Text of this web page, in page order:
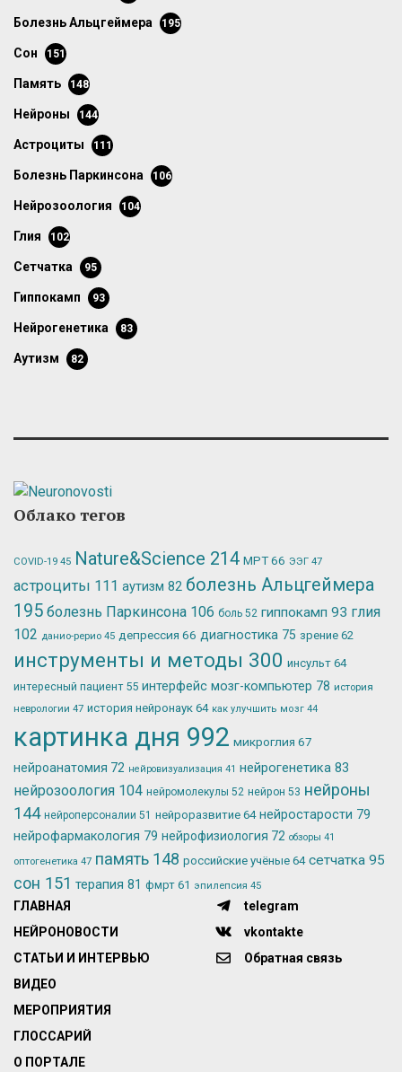
болезнь Альцгеймера 195
сон 151
память 148
нейроны 144
астроциты 111
болезнь Паркинсона 106
нейрозоология 104
глия 102
сетчатка 95
гиппокамп 93
нейрогенетика 83
аутизм 82
Облако тегов
COVID-19 45 Nature&Science 214 МРТ66 ЭЭГ 47
астроциты 111 аутизм 82 болезнь Альцгеймера
195 болезнь Паркинсона 106 боль 52 гиппокамп 93 глия
102 данио-рерио 45 депрессия 66 диагностика 75 зрение 62
инструменты и методы 300 инсульт 64
интересный пациент 55 интерфейс мозг-компьютер 78 история
неврологии 47 история нейронаук 64 как улучшить мозг 44
картинка дня 992 микроглия 67
нейроанатомия 72 нейровизуализация 41 нейрогенетика 83
нейрозоология 104 нейромолекулы 52 нейрон 53 нейроны
144 нейроперсоналии 51 нейроразвитие 64 нейростарости 79
нейрофармакология 79 нейрофизиология 72 обзоры 41
оптогенетика 47 память 148 российские учёные 64 сетчатка 95
сон 151 терапия 81 фмрт 61 эпилепсия 45
ГЛАВНАЯ
НЕЙРОНОВОСТИ
СТАТЬИ И ИНТЕРВЬЮ
ВИДЕО
МЕРОПРИЯТИЯ
ГЛОССАРИЙ
О ПОРТАЛЕ
telegram
vkontakte
Обратная связь